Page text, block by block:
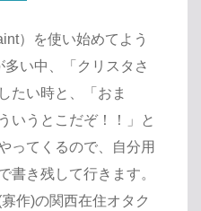
）を使い始めてよう
い中、「クリスタさ
たい時と、「おま
いうとこだぞ！！」と
ってくるので、自分用
書き残して行きます。
作)の関西在住オタク